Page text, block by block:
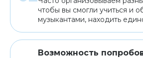
чтобы вы смогли учиться и
музыкантами, находить
Возможность